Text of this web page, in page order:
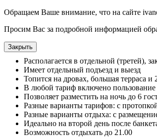
Обращаем Ваше внимание, что на сайте
Просим Вас за подробной информацией
Закрыть
Располагается в отдельной (третей),
Имеет отдельный подъезд и выезд
Топится на дровах, большая терраса и
В любой тариф включено пользование
Позволяет разместить на ночь до 6
Разные варианты тарифов: с
Разные варианты отдыха: с
Идеально на второй день после
Возможность отдыхать до 21.00